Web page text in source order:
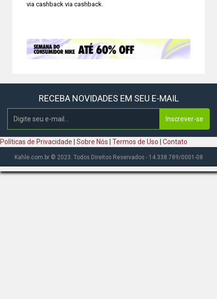
via cashback via cashback.
RECEBA NOVIDADES EM SEU E-MAIL
Inscrever-se
Políticas de Privacidade Sobre Nós Termos de Uso Contato
Kahle.com.br © 2023. Todos Direitos Reservados - 14.338.789/0001-08